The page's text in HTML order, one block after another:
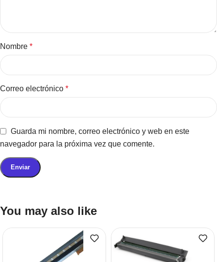
Nombre *
Correo electrónico *
Guarda mi nombre, correo electrónico y web en este
navegador para la próxima vez que comente.
You may also like